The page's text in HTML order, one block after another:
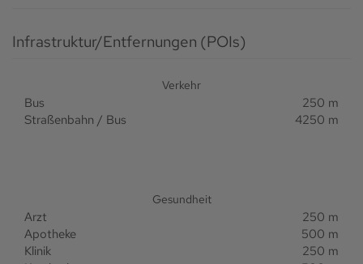
Infrastruktur/Entfernungen (POIs)
Verkehr
Bus
250 m
Straßenbahn / Bus
4250 m
Gesundheit
Arzt
250 m
Apotheke
500 m
Klinik
250 m